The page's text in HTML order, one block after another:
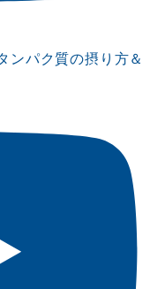
ンパク質の摂り方＆